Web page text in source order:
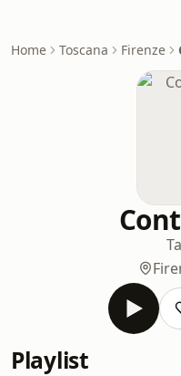
Home Toscana Firenze
Playlist